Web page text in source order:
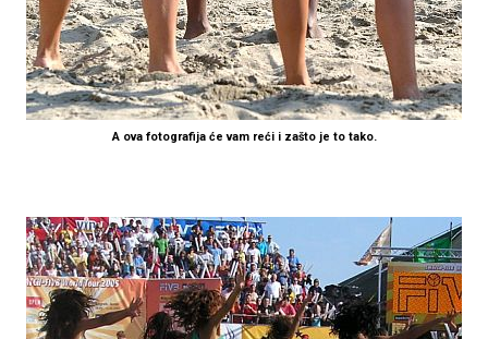
A ova fotografija će vam reći i zašto je to tako.